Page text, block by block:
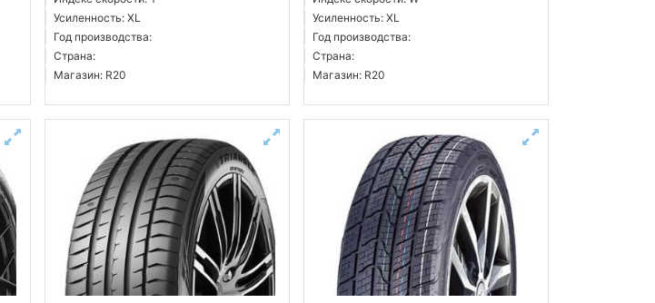
Усиленность: XL
Год производства:
Страна:
Магазин: R20
Усиленность: XL
Год производства:
Страна:
Магазин: R20